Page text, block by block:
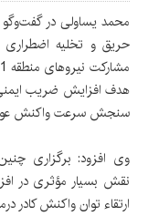
محمد یساولی در گفت‌وگو
حریق و تخلیه اضطراری
هدف افزایش ضریب
سنجش سرعت واکنش
وی افزود: برگزاری
نقش بسیار مؤثری در
ارتقاء توان واکنش کادر